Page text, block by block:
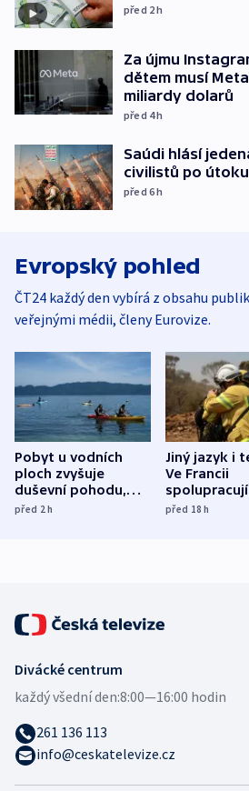
před 2h
Za újmu
dětem musí
miliardy dolarů
před 4h
Saúdi hlásí
civilistů po
před 6h
Evropský pohled
ČT24 každý den vybírá z obsahu
veřejnými médii, členy Eurovize.
Pobyt u vodních
ploch zvyšuje
duševní pohodu,
ukázala
před 2h
Jiný jazyk i
Ve Francii
různých zemí
před 18h
Divácké centrum
každý všední den:8:00—16:00 hodin
261 136 113
info@ceskatelevize.cz